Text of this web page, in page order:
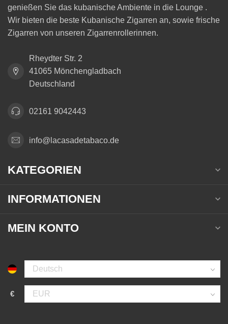
genießen Sie das kubanische Ambiente in die Lounge .
Wir bieten die beste Kubanische Zigarren an, sowie frische
Zigarren von unseren Zigarrenrollerinnen.
Rheydter Str. 2
41065 Mönchengladbach
Deutschland
02161 9042443
info@lacasadetabaco.de
KATEGORIEN
INFORMATIONEN
MEIN KONTO
€